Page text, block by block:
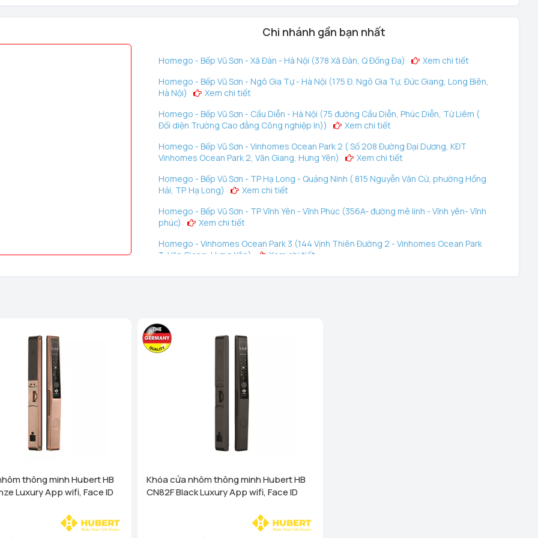
chức năng khóa
cửa từ xa, quản lý lịch sử ra vào bằng phần mềm trên điện
Chi nhánh gần bạn nhất
Homego - Bếp Vũ Sơn - Xã Đàn - Hà Nội (378 Xã Đàn, Q Đống Đa)
Xem chi tiết
Homego - Bếp Vũ Sơn - Ngô Gia Tự - Hà Nội (175 Đ. Ngô Gia Tự, Đức Giang, Long Biên,
Hà Nội)
Xem chi tiết
Homego - Bếp Vũ Sơn - Cầu Diễn - Hà Nội (75 đường Cầu Diễn, Phúc Diễn, Từ Liêm (
Đối diện Trường Cao đẳng Công nghiệp In))
Xem chi tiết
Homego - Bếp Vũ Sơn - Vinhomes Ocean Park 2 ( Số 208 Đường Đại Dương, KĐT
Vinhomes Ocean Park 2, Văn Giang, Hưng Yên)
Xem chi tiết
Homego - Bếp Vũ Sơn - TP Hạ Long - Quảng Ninh ( 815 Nguyễn Văn Cừ, phường Hồng
Hải, TP. Hạ Long)
Xem chi tiết
Homego - Bếp Vũ Sơn - TP Vĩnh Yên - Vĩnh Phúc (356A- đường mê linh - Vĩnh yên- Vĩnh
phúc)
Xem chi tiết
Homego - Vinhomes Ocean Park 3 (144 Vịnh Thiên Đường 2 - Vinhomes Ocean Park
3, Văn Giang, Hưng Yên)
Xem chi tiết
Homego - Ngô Quyền - TP Hải Dương (189 Ngô Quyền, P. Thanh Trung, Hải Dương)
Homego - Bếp Vũ Sơn - Tuyên Quang (Cổng Nhà Văn Hóa TDP Thôn Tân Phúc, Thị
Trấn Sơn Dương, Huyện Sơn Dương)
Homego - Bếp Vũ Sơn - TP Thanh Hóa (Số 07 Đại Lộ Lê Lợi (Đối diện công viên Hội An)
- P Lam Sơn - TP Thanh Hoá)
Homego - Bếp Vũ Sơn - Nông Cống - TP Thanh Hóa (44 Đường Bà Triệu, Thái Hòa, tt.
Nông Cống, Thanh Hóa)
Xem chi tiết
(cạnh cà phê Bách Viên) TP Nha Trang)
Homego - Bếp Vũ Sơn - TP Vinh - Nghệ An (58a Phạm Đình Toái, Phường Hà Huy Tập,
thông minh Hubert HB
Luxury App wifi, Face ID
Khóa cửa nhôm thông minh Hubert HB
CN82F Black Luxury App wifi, Face ID